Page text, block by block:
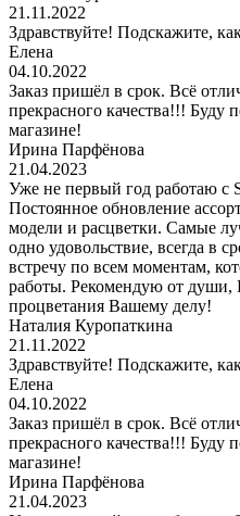
21.11.2022
Здравствуйте! Подскажите,
Елена
04.10.2022
Заказ пришёл в срок. Всё
прекрасного качества!!! Буду
магазине!
Ирина Парфёнова
21.04.2023
Уже не первый год работаю с
Постоянное обновление
модели и расцветки. Самые
одно удовольствие, всегда в
встречу по всем моментам,
работы. Рекомендую от
процветания Вашему делу!
Наталия Куропаткина
21.11.2022
Здравствуйте! Подскажите,
Елена
04.10.2022
Заказ пришёл в срок. Всё
прекрасного качества!!! Буду
магазине!
Ирина Парфёнова
21.04.2023